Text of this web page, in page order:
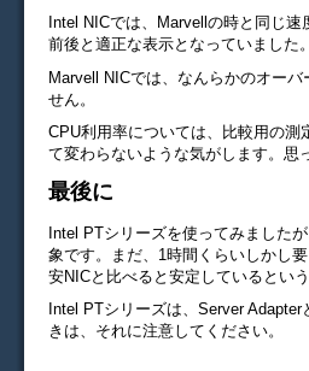
Intel NICでは、Marvellの時と同じ
前後と適正な表示となっていました。
Marvell NICでは、なんらかのオー
せん。
CPU利用率については、比較用の
て変わらないような気がします。思
最後に
Intel PTシリーズを使ってみました
象です。まだ、1時間くらいしかし
安NICと比べると安定しているとい
Intel PTシリーズは、Server
きは、それに注意してください。